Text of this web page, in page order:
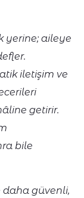
yerine; aileye
iletişim ve
getirir.
bile
daha güvenli,